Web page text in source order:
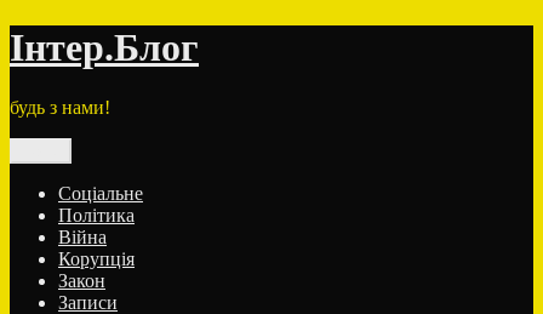
Перейти
до
Інтер.Блог
будь з нами!
Соціальне
Політика
Війна
Корупція
Закон
Записи